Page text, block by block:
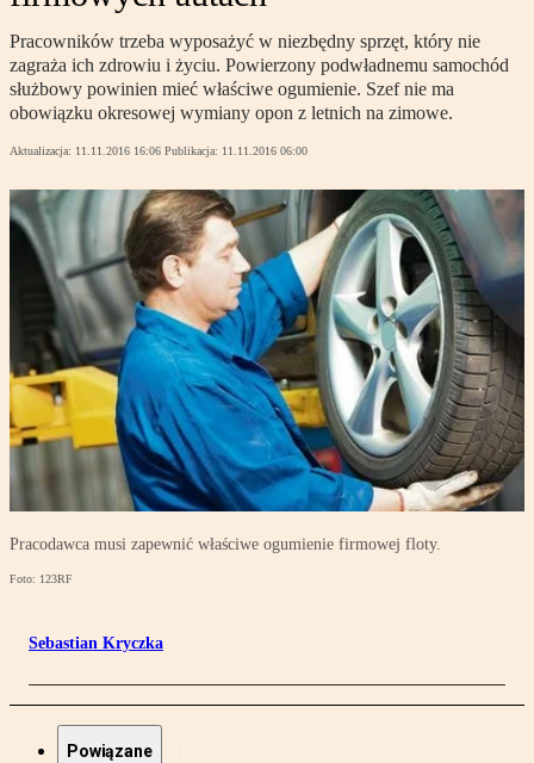
Pracowników trzeba wyposażyć w niezbędny sprzęt, który nie
zagraża ich zdrowiu i życiu. Powierzony podwładnemu samochód
służbowy powinien mieć właściwe ogumienie. Szef nie ma
obowiązku okresowej wymiany opon z letnich na zimowe.
Aktualizacja: 11.11.2016 16:06 Publikacja: 11.11.2016 06:00
Pracodawca musi zapewnić właściwe ogumienie firmowej floty.
Foto: 123RF
Sebastian Kryczka
Powiązane